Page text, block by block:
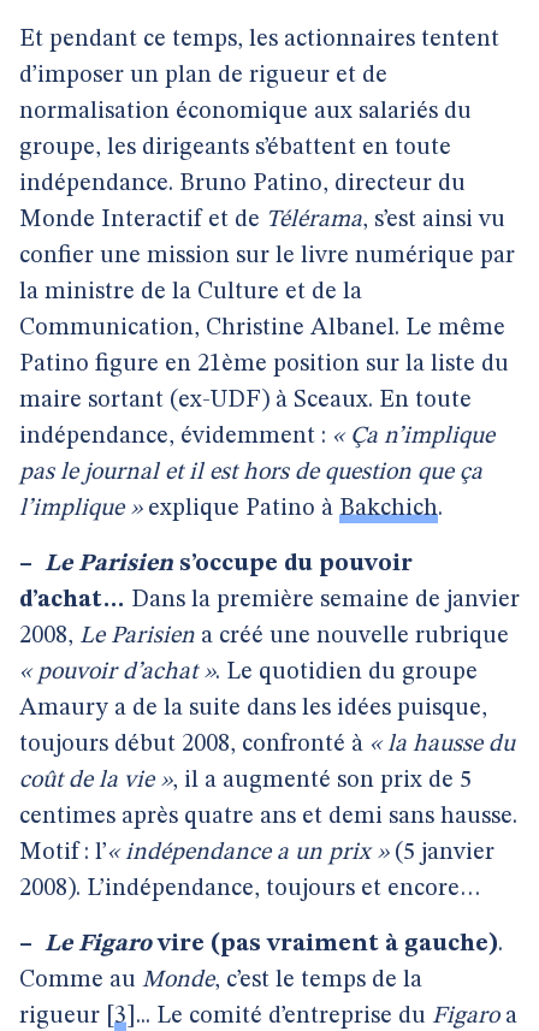
Et pendant ce temps, les actionnaires tentent
d’imposer un plan de rigueur et de
normalisation économique aux salariés du
groupe, les dirigeants s’ébattent en toute
indépendance. Bruno Patino, directeur du
Monde Interactif et de Télérama, s’est ainsi vu
confier une mission sur le livre numérique par
la ministre de la Culture et de la
Communication, Christine Albanel. Le même
Patino figure en 21ème position sur la liste du
maire sortant (ex-UDF) à Sceaux. En toute
indépendance, évidemment : « Ça n’implique
pas le journal et il est hors de question que ça
l’implique »explique Patino à Bakchich.
– Le Parisien s’occupe du pouvoir
d’achat… Dans la première semaine de janvier
2008, Le Parisien a créé une nouvelle rubrique
« pouvoir d’achat ». Le quotidien du groupe
Amaury a de la suite dans les idées puisque,
toujours début 2008, confronté à « la hausse du
coût de la vie », il a augmenté son prix de 5
centimes après quatre ans et demi sans hausse.
Motif : l’« indépendance a un prix »(5 janvier
2008). L’indépendance, toujours et encore…
– Le Figaro vire (pas vraiment à gauche).
Comme au Monde, c’est le temps de la
rigueur 3 ... Le comité d’entreprise du Figaro a